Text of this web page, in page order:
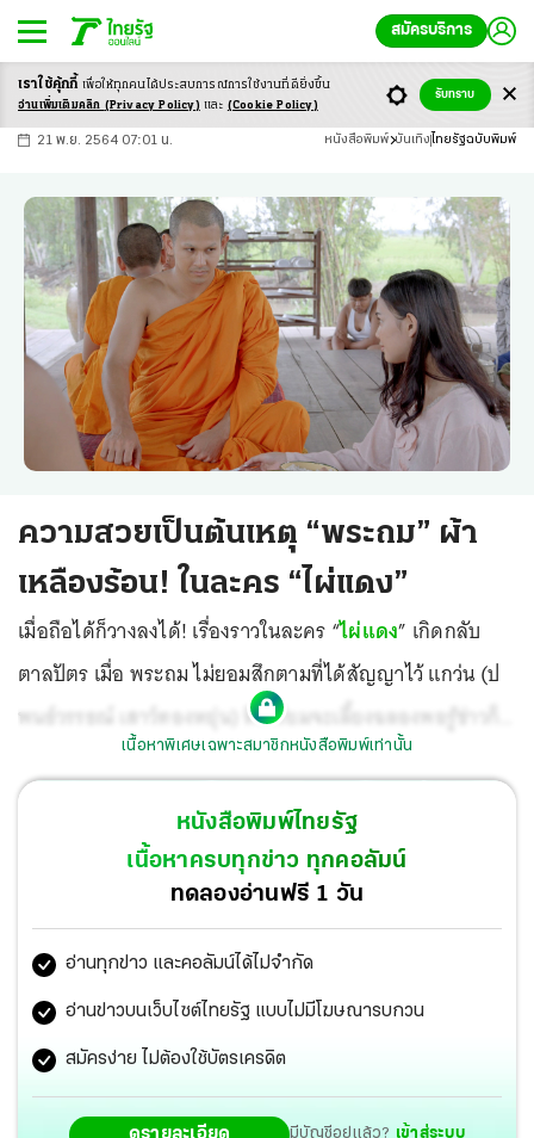
สมัครบริการ
-ก ก ก+
21 พ.ย. 2564 07:01 น. หนังสือพิมพ์ บันเทิง ไทยรัฐฉบับพิมพ์
ความสวยเป็นต้นเหตุ “พระถม” ผ้า
เหลืองร้อน! ในละคร “ไผ่แดง”
เมื่อถือได้ก็วางลงได้! เรื่องราวในละคร “ไผ่แดง” เกิดกลับ
ตาลปัตร เมื่อ พระถม ไม่ยอมสึกตามที่ได้สัญญาไว้ แกว่น (ป
พนธ์วรรธณ์ เสาว์ทองหยุ่น) ที่เตรียมจะเลี้ยงฉลองพอรู้ข่าวก็
เนื้อหาพิเศษเฉพาะสมาชิกหนังสือพิมพ์เท่านั้น
หนังสือพิมพ์ไทยรัฐ
เนื้อหาครบทุกข่าว ทุกคอลัมน์
ทดลองอ่านฟรี 1 วัน
อ่านทุกข่าว และคอลัมน์ได้ไม่จำกัด
อ่านข่าวบนเว็บไซต์ไทยรัฐ แบบไม่มีโฆษณารบกวน
สมัครง่าย ไม่ต้องใช้บัตรเครดิต
ดูรายละเอียด มีบัญชีอยู่แล้ว? เข้าสู่ระบบ
เราใช้คุ้กกี้ เพื่อให้ทุกคนได้ประสบการณ์การใช้งานที่ดียิ่งขึ้น
อ่านเพิ่มเติมคลิก (Privacy Policy) และ (Cookie Policy)
รับทราบ